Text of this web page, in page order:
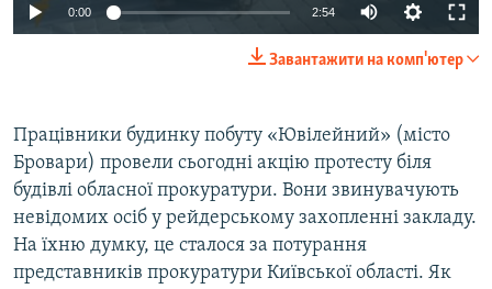
УКРАЇНСЬКА ПРОБЛЕМА КРИМУ
Усі сайти RFE/RL
0:00 2:54
Завантажити на комп'ютер
Працівники будинку побуту «Ювілейний» (місто
Бровари) провели сьогодні акцію протесту біля
будівлі обласної прокуратури. Вони звинувачують
невідомих осіб у рейдерському захопленні закладу.
На їхню думку, це сталося за потурання
представників прокуратури Київської області. Як